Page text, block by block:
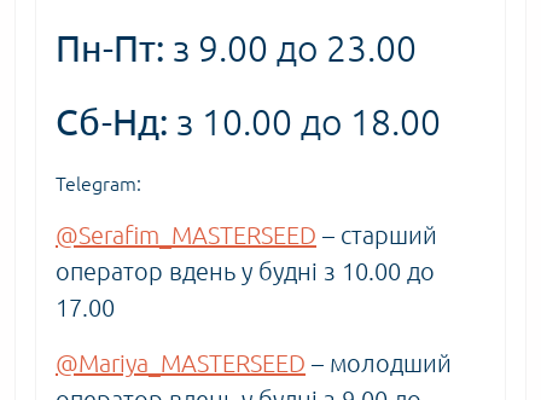
Пн-Пт: з 9.00 до 23.00
Сб-Нд: з 10.00 до 18.00
Telegram:
@Serafim_MASTERSEED – старший
оператор вдень у будні з 10.00 до
17.00
@Mariya_MASTERSEED – молодший